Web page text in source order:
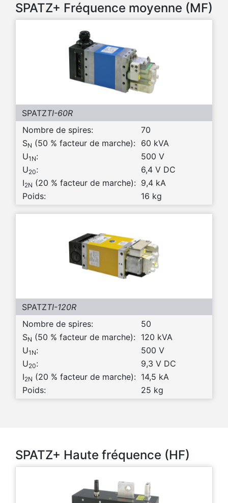
SPATZ+ Fréquence moyenne (MF)
SPATZTI-60R
Nombre de spires:
70
SN (50 % facteur de marche): 60 kVA
U1N:
500 V
U20:
6,4 V DC
I2N (20 % facteur de marche): 9,4 kA
Poids:
16 kg
SPATZTI-120R
Nombre de spires:
50
SN (50 % facteur de marche): 120 kVA
U1N:
500 V
U20:
9,3 V DC
I2N (20 % facteur de marche): 14,5 kA
Poids:
25 kg
SPATZ+ Haute fréquence (HF)